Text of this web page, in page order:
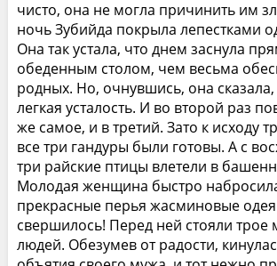
чисто, она не могла причинить им
ночь Зубийда покрыла лепестками
Она так устала, что днем заснула
обеденным столом, чем весьма
родных. Но, очнувшись, она сказала,
легкая усталость. И во второй раз
же самое, и в третий. Зато к исходу
все три гандуры были готовы. А с
три райские птицы влетели в
Молодая женщина быстро
прекрасные перья жасминовые
свершилось! Перед ней стояли трое
людей. Обезумев от радости,